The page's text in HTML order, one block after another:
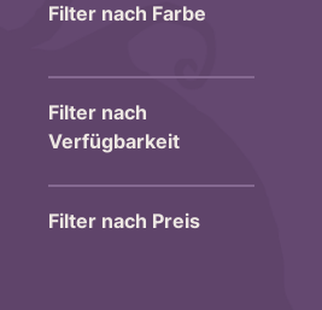
Filter nach Farbe
Filter nach
Verfügbarkeit
Filter nach Preis